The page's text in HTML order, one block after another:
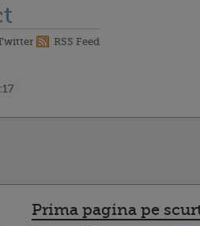
RSS Feed
Prima pagina pe